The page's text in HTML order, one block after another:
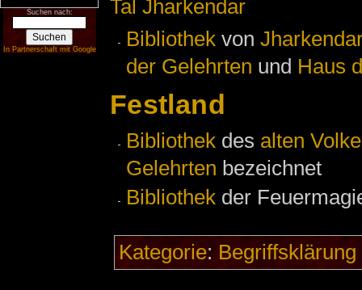
Suchen nach:
In Partnerschaft mit Google
Tal Jharkendar
Bibliothek von
der Gelehrten und Haus
Festland
Bibliothek des alten
Gelehrten bezeichnet
Bibliothek der
Kategorie: Begriffsklärung